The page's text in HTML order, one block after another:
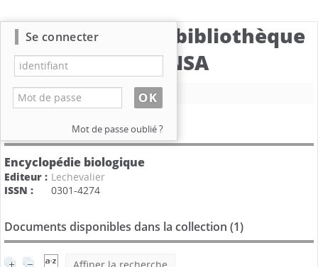
Catalogue de la bibliothèque
du CBNSA
Nouvelle recherche
Détail d'une collection
Encyclopédie biologique
Editeur : Lechevalier
ISSN :
0301-4274
Documents disponibles dans la collection (1)
Se connecter
Mot de passe oublié ?